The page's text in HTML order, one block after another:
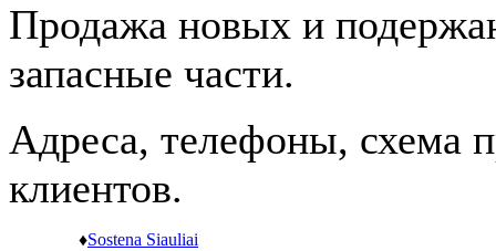
Продажа новых и
запасные части.
Адреса, телефоны, схема
клиентов.
♦Sostena Siauliai